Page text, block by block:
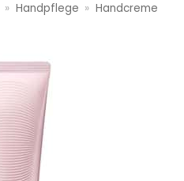
» Handpflege » Handcreme